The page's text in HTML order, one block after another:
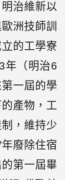
治維新以
洲技師訓
的工學寮
年（明治6
一屆的學
產物，工
，維持少
廢除住宿
第一屆畢